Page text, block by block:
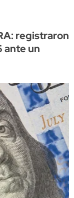
registraron
ante un